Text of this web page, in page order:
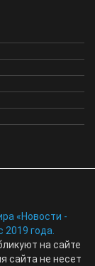
«Новости -
года.
на сайте
сайта не несет